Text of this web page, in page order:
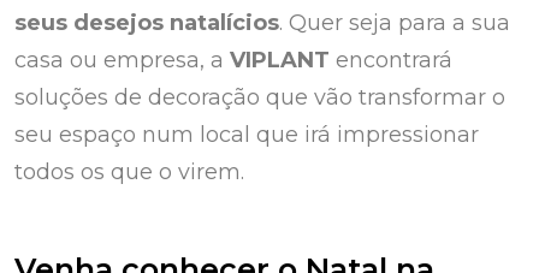
seus desejos natalícios. Quer seja para a sua
casa ou empresa, a VIPLANT encontrará
soluções de decoração que vão transformar o
seu espaço num local que irá impressionar
todos os que o virem.